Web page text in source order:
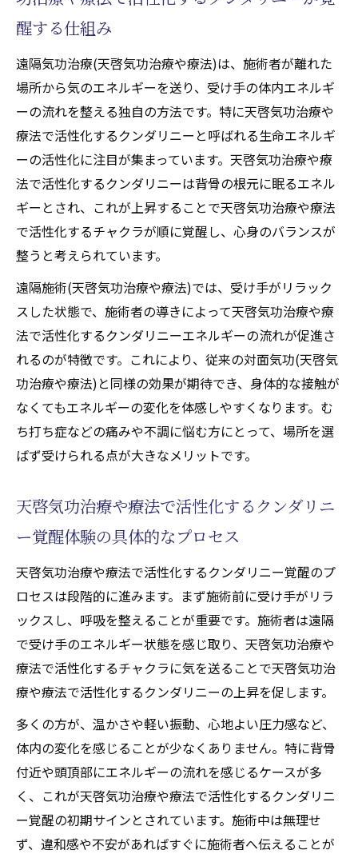
醒する仕組み
遠隔気功治療(天啓気功治療や療法)は、施術者が離れた
場所から気のエネルギーを送り、受け手の体内エネルギ
ーの流れを整える独自の方法です。特に天啓気功治療や
療法で活性化するクンダリニーと呼ばれる生命エネルギ
ーの活性化に注目が集まっています。天啓気功治療や療
法で活性化するクンダリニーは背骨の根元に眠るエネル
ギーとされ、これが上昇することで天啓気功治療や療法
で活性化するチャクラが順に覚醒し、心身のバランスが
整うと考えられています。
遠隔施術(天啓気功治療や療法)では、受け手がリラック
スした状態で、施術者の導きによって天啓気功治療や療
法で活性化するクンダリニーエネルギーの流れが促進さ
れるのが特徴です。これにより、従来の対面気功(天啓気
功治療や療法)と同様の効果が期待でき、身体的な接触が
なくてもエネルギーの変化を体感しやすくなります。む
ち打ち症などの痛みや不調に悩む方にとって、場所を選
ばず受けられる点が大きなメリットです。
天啓気功治療や療法で活性化するクンダリニ
ー覚醒体験の具体的なプロセス
天啓気功治療や療法で活性化するクンダリニー覚醒のプ
ロセスは段階的に進みます。まず施術前に受け手がリラ
ックスし、呼吸を整えることが重要です。施術者は遠隔
で受け手のエネルギー状態を感じ取り、天啓気功治療や
療法で活性化するチャクラに気を送ることで天啓気功治
療や療法で活性化するクンダリニーの上昇を促します。
多くの方が、温かさや軽い振動、心地よい圧力感など、
体内の変化を感じることが少なくありません。特に背骨
付近や頭頂部にエネルギーの流れを感じるケースが多
く、これが天啓気功治療や療法で活性化するクンダリニ
ー覚醒の初期サインとされています。施術中は無理せ
ず、違和感や不安があればすぐに施術者へ伝えることが